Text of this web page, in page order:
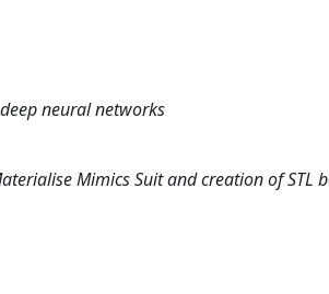
neural networks
Mimics Suit and creation of